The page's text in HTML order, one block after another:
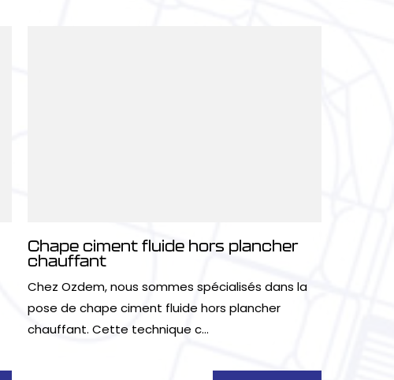
Chape ciment fluide hors plancher
chauffant
Chez Ozdem, nous sommes spécialisés dans la
pose de chape ciment fluide hors plancher
chauffant. Cette technique c...